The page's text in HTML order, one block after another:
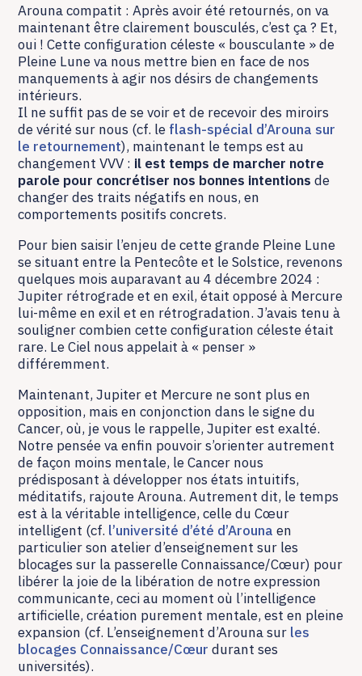
Arouna compatit : Après avoir été retournés, on va
maintenant être clairement bousculés, c’est ça ? Et,
oui ! Cette configuration céleste « bousculante » de
Pleine Lune va nous mettre bien en face de nos
manquements à agir nos désirs de changements
intérieurs.
Il ne suffit pas de se voir et de recevoir des miroirs
de vérité sur nous (cf. le flash-spécial d’Arouna sur
le retournement), maintenant le temps est au
changement VVV : il est temps de marcher notre
parole pour concrétiser nos bonnes intentions de
changer des traits négatifs en nous, en
comportements positifs concrets.
Pour bien saisir l’enjeu de cette grande Pleine Lune
se situant entre la Pentecôte et le Solstice, revenons
quelques mois auparavant au 4 décembre 2024 :
Jupiter rétrograde et en exil, était opposé à Mercure
lui-même en exil et en rétrogradation. J’avais tenu à
souligner combien cette configuration céleste était
rare. Le Ciel nous appelait à « penser »
différemment.
Maintenant, Jupiter et Mercure ne sont plus en
opposition, mais en conjonction dans le signe du
Cancer, où, je vous le rappelle, Jupiter est exalté.
Notre pensée va enfin pouvoir s’orienter autrement
de façon moins mentale, le Cancer nous
prédisposant à développer nos états intuitifs,
méditatifs, rajoute Arouna. Autrement dit, le temps
est à la véritable intelligence, celle du Cœur
intelligent (cf. l’université d’été d’Arouna en
particulier son atelier d’enseignement sur les
blocages sur la passerelle Connaissance/Cœur) pour
libérer la joie de la libération de notre expression
communicante, ceci au moment où l’intelligence
artificielle, création purement mentale, est en pleine
expansion (cf. L’enseignement d’Arouna sur les
blocages Connaissance/Cœurdurant ses
universités).